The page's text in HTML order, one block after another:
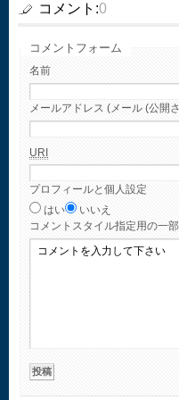
コメント:0
コメントフォーム
名前
メールアドレス (メール (公開
URI
プロフィールと個人設定
はい
いいえ
コメント スタイル指定用の一